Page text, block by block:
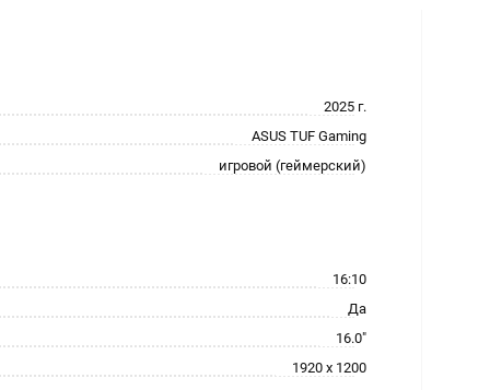
2025 г.
ASUS TUF Gaming
игровой (геймерский)
16:10
Да
16.0"
1920 x 1200